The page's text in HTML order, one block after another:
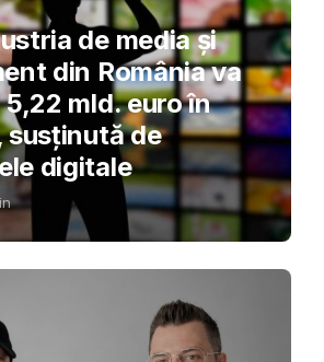
de media și
din România va
mld. euro în
susținută de
digitale